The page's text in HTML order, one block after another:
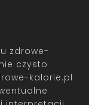
zdrowe-
czysto
kalorie.pl